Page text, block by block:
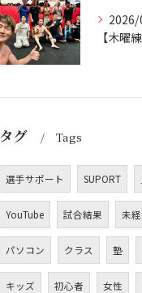
【木曜
タグ Tags
選手サポート SUPORT
YouTube 試合結果 未
パソコン クラス 塾
キッズ 初心者 女性